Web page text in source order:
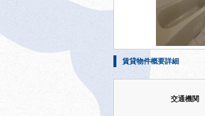
賃貸物件概要詳細
交通機関